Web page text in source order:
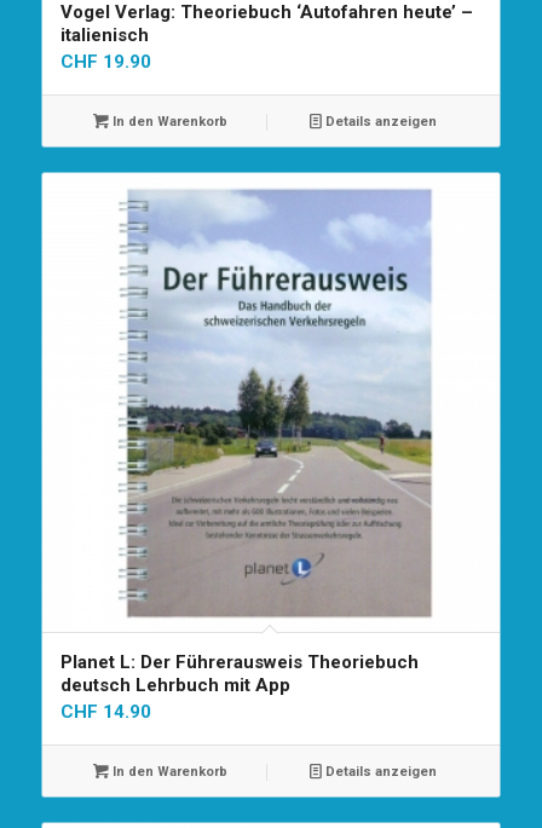
Vogel Verlag: Theoriebuch ‘Autofahren heute’ –
italienisch
CHF 19.90
In den Warenkorb Details anzeigen
Planet L: Der Führerausweis Theoriebuch
deutsch Lehrbuch mit App
CHF 14.90
In den Warenkorb Details anzeigen